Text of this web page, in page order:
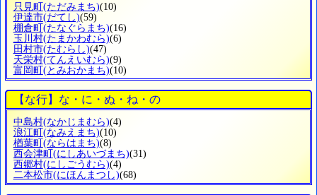
只見町 (ただみまち)(10)
伊達市(だてし)(59)
棚倉町 (たなぐらまち)(16)
玉川村(たまかわむら)(6)
田村市(たむらし)(47)
天栄村(てんえいむら)(9)
富岡町 (とみおかまち)(10)
【な行】な・に・ぬ・ね・の
中島村(なかじまむら)(4)
浪江町(なみえまち)(10)
楢葉町(ならはまち)(8)
西会津町(にしあいづまち)(31)
西郷村(にしごうむら)(4)
二本松市(にほんまつし)(68)